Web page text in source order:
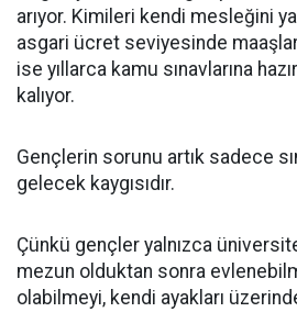
arıyor. Kimileri kendi mesleğini
asgari ücret seviyesinde
ise yıllarca kamu sınavlarına
kalıyor.
Gençlerin sorunu artık sadece
gelecek kaygısıdır.
Çünkü gençler yalnızca
mezun olduktan sonra
olabilmeyi, kendi ayakları